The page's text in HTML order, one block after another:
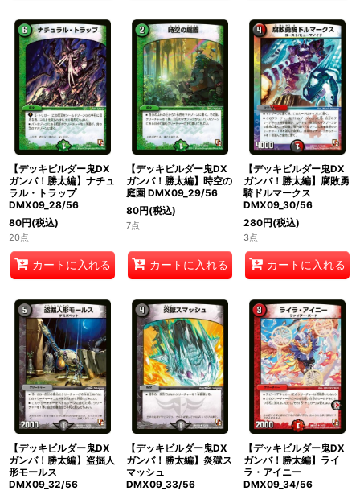
【デッキビルダー鬼DX
ガンバ！勝太編】ナチュ
ラル・トラップ
DMX09_28/56
80円(税込)
20点
カートに入れる
【デッキビルダー鬼DX
ガンバ！勝太編】時空の
庭園 DMX09_29/56
80円(税込)
7点
カートに入れる
【デッキビルダー鬼DX
ガンバ！勝太編】腐敗勇
騎ドルマークス
DMX09_30/56
280円(税込)
3点
カートに入れる
【デッキビルダー鬼DX
ガンバ！勝太編】盗掘人
形モールス
DMX09_32/56
【デッキビルダー鬼DX
ガンバ！勝太編】炎獄ス
マッシュ
DMX09_33/56
【デッキビルダー鬼DX
ガンバ！勝太編】ライ
ラ・アイニー
DMX09_34/56